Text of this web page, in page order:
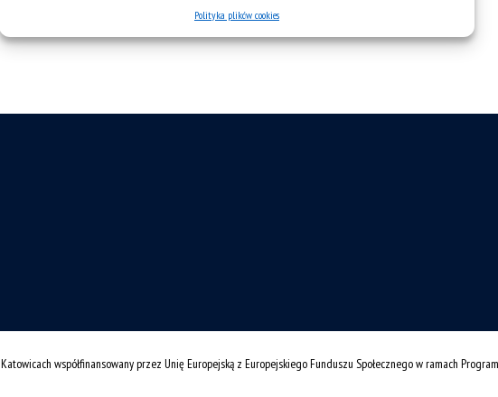
Polityka plików cookies
współfinansowany przez Unię Europejską z Europejskiego Funduszu Społecznego w ramach